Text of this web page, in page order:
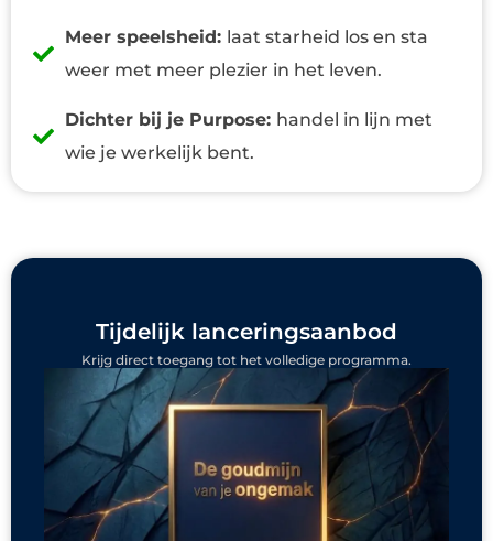
Meer speelsheid: laat starheid los en sta
weer met meer plezier in het leven.
Dichter bij je Purpose: handel in lijn met
wie je werkelijk bent.
Tijdelijk lanceringsaanbod
Krijg direct toegang tot het volledige programma.